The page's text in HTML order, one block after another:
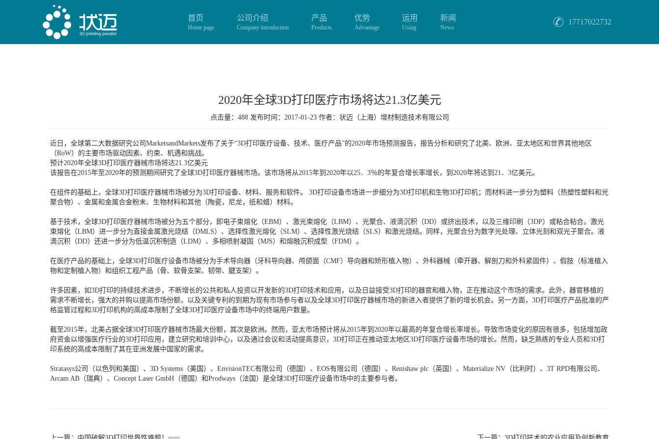
首页
Home page
公司介绍
Company introduction
产品
Products
优势
Advantage
运用
Using
新闻
News
17717022732
2020年全球3D打印医疗市场将达21.3亿美元
点击量：488 发布时间：2017-01-23 作者： 状迈（上海）增材制造技术有限公司
近日，全球第二大数据研究公司MarketsandMarkets发布了关于“3D打印医疗设备、技术、医疗产品”的2020年市场预测报告，报告分析和研究了北美、欧洲、亚太地区和世界其他地区
（RoW）的主要市场驱动因素、约束、机遇和挑战。
预计2020年全球3D打印医疗器械市场将达21.3亿美元
该报告在2015年至2020年的预测期间研究了全球3D打印医疗器械市场。该市场将从2015年到2020年以25．3％的年复合增长率增长，到2020年将达到21．3亿美元。
在组件的基础上，全球3D打印医疗器械市场被分为3D打印设备、材料、服务和软件。 3D打印设备市场进一步细分为3D打印机和生物3D打印机；而材料进一步分为塑料（热塑性塑料和光
聚合物）、金属和金属合金粉末、生物材料和其他（陶瓷，尼龙，纸和蜡）材料。
基于技术，全球3D打印医疗器械市场被分为五个部分，即电子束熔化（EBM）、激光束熔化（LBM）、光聚合、液滴沉积（DD）或挤出技术，以及三维印刷（3DP）或粘合粘合。激光
束熔化（LBM）进一步分为直接金属激光烧结（DMLS）、选择性激光熔化（SLM）、选择性激光烧结（SLS）和激光烧结。同样，光聚合分为数字光处理、立体光刻和双光子聚合。液
滴沉积（DD）还进一步分为低温沉积制造（LDM）、多相喷射凝固（MJS）和熔融沉积成型（FDM）。
在医疗产品的基础上，全球3D打印医疗设备市场被分为手术导向器（牙科导向器、颅颌面（CMF）导向器和矫形植入物）、外科器械（牵开器、解剖刀和外科紧固件）、假肢（标准植入
物和定制植入物）和组织工程产品（骨、软骨支架、韧带、腱支架）。
许多因素，如3D打印的持续技术进步，不断增长的公共和私人投资以开发新的3D打印技术和应用，以及日益接受3D打印的器官和植入物，正在推动这个市场的需求。此外，器官移植的
需求不断增长，强大的并购以提高市场份额，以及关键专利的到期为现有市场参与者以及全球3D打印医疗器械市场的新进入者提供了新的增长机会。另一方面，3D打印医疗产品批准的严
格监管过程和3D打印机构的高成本限制了全球3D打印医疗设备市场中的终端用户数量。
截至2015年，北美占据全球3D打印医疗器械市场最大份额，其次是欧洲。然而，亚太市场预计将从2015年到2020年以最高的年复合增长率增长。导致市场变化的原因有很多，包括增加政
府资金以增强医疗行业的3D打印应用，建立研究和培训中心，以及通过会议和活动提高意识，3D打印正在推动亚太地区3D打印医疗设备市场的增长。然而，缺乏熟练的专业人员和3D打
印系统的高成本限制了其在亚洲发展中国家的需求。
Stratasys公司（以色列和美国）、3D Systems（美国）、EnvisionTEC有限公司（德国）、EOS有限公司（德国）、Renishaw plc（英国）、Materialize NV（比利时）、3T RPD有限公司、
Arcam AB（瑞典）、Concept Laser GmbH（德国）和Prodways（法国）是全球3D打印医疗设备市场中的主要参与者。